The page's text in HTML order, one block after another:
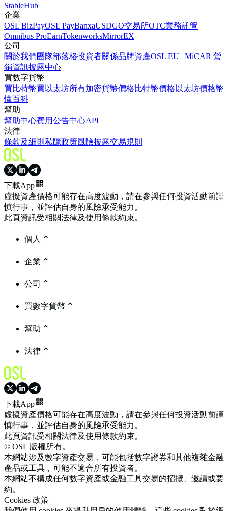
StableHub
企業
OSL BizPayOSL PayBanxaUSDGO交易所OTC業務託管
Omnibus ProEarnTokenworksMirrorEX
公司
關於我們 團隊部落格投資者關係品牌資產OSL EU | MiCAR 營
銷資訊披露中心
買數字貨幣
買比特幣買以太坊所有加密貨幣價格比特幣價格 以太坊價格幣
懂百科
幫助
幫助中心費用公告中心API
法律
條款及細則 私隱政策風險披露交易規則
下載App
虛擬資產價格可能存在高度波動，請在參與任何投資活動前謹
慎行事，並評估自身的風險承受能力。
此頁資訊受相關法律及使用條款約束。
個人
企業
公司
買數字貨幣
幫助
法律
下載App
虛擬資產價格可能存在高度波動，請在參與任何投資活動前謹
慎行事，並評估自身的風險承受能力。
此頁資訊受相關法律及使用條款約束。
© OSL 版權所有。
本網站涉及數字資產交易，可能包括數字證券和其他複雜金融
產品或工具，可能不適合所有投資者。
本網站不構成任何數字資產或金融工具交易的招攬、邀請或要
約。
Cookies 政策